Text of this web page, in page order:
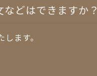
どはできますか？
ます。